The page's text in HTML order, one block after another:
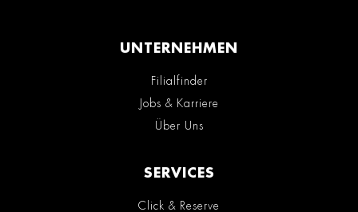
UNTERNEHMEN
Filialfinder
Jobs & Karriere
Über Uns
SERVICES
Click & Reserve